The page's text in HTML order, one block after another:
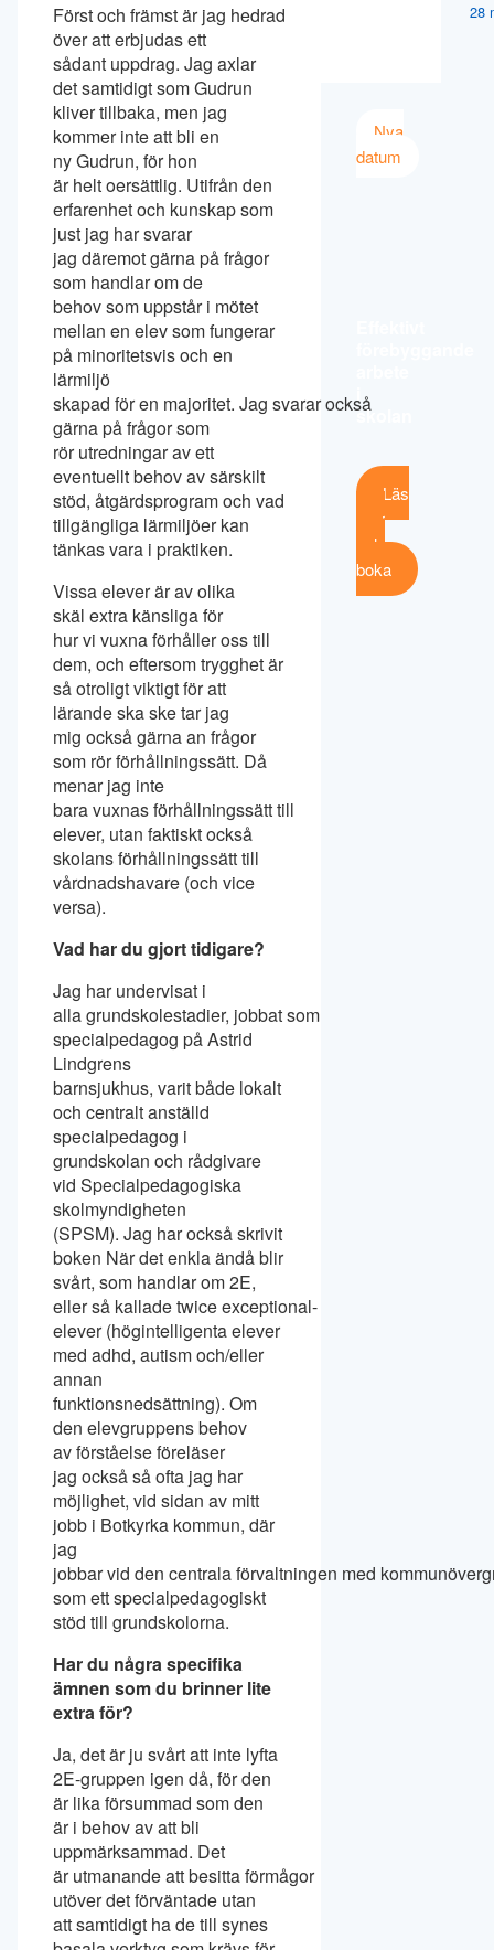
Först och främst är jag hedrad
över att erbjudas ett
sådant uppdrag. Jag axlar
det samtidigt som Gudrun
kliver tillbaka, men jag
kommer inte att bli en
ny Gudrun, för hon
är helt oersättlig. Utifrån den
erfarenhet och kunskap som
just jag har svarar
jag däremot gärna på frågor
som handlar om de
behov som uppstår i mötet
mellan en elev som fungerar
på minoritetsvis och en
lärmiljö
skapad för en majoritet. Jag svarar också
gärna på frågor som
rör utredningar av ett
eventuellt behov av särskilt
stöd, åtgärdsprogram och vad
tillgängliga lärmiljöer kan
tänkas vara i praktiken.
Vissa elever är av olika
skäl extra känsliga för
hur vi vuxna förhåller oss till
dem, och eftersom trygghet är
så otroligt viktigt för att
lärande ska ske tar jag
mig också gärna an frågor
som rör förhållningssätt. Då
menar jag inte
bara vuxnas förhållningssätt till
elever, utan faktiskt också
skolans förhållningssätt till
vårdnadshavare (och vice
versa).
Vad har du gjort tidigare?
Jag har undervisat i
alla grundskolestadier, jobbat som
specialpedagog på Astrid
Lindgrens
barnsjukhus, varit både lokalt
och centralt anställd
specialpedagog i
grundskolan och rådgivare
vid Specialpedagogiska
skolmyndigheten
(SPSM). Jag har också skrivit
boken När det enkla ändå blir
svårt, som handlar om 2E,
eller så kallade twice exceptional-
elever (högintelligenta elever
med adhd, autism och/eller
annan
funktionsnedsättning). Om
den elevgruppens behov
av förståelse föreläser
jag också så ofta jag har
möjlighet, vid sidan av mitt
jobb i Botkyrka kommun, där
jag
jobbar vid den centrala förvaltningen med
som ett specialpedagogiskt
stöd till grundskolorna.
Har du några specifika
ämnen som du brinner lite
extra för?
Ja, det är ju svårt att inte lyfta
2E-gruppen igen då, för den
är lika försummad som den
är i behov av att bli
uppmärksammad. Det
är utmanande att besitta förmågor
utöver det förväntade utan
att samtidigt ha de till synes
28
Nya
datum
skolan
Läs
mer
och
boka